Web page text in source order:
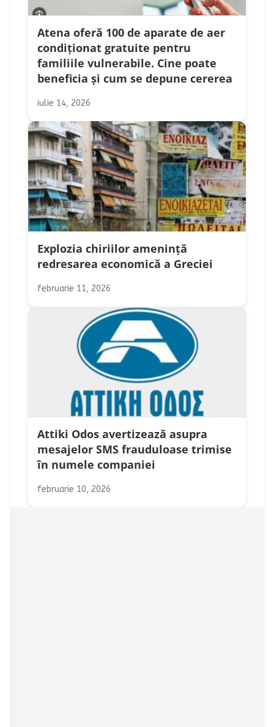
Atena oferă 100 de aparate de aer
condiționat gratuite pentru
familiile vulnerabile. Cine poate
beneficia și cum se depune cererea
iulie 14, 2026
Explozia chiriilor amenință
redresarea economică a Greciei
februarie 11, 2026
Attiki Odos avertizează asupra
mesajelor SMS frauduloase trimise
în numele companiei
februarie 10, 2026